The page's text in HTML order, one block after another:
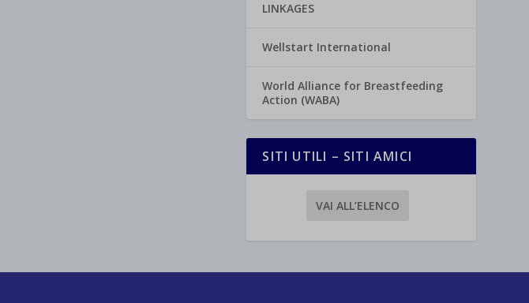
LINKAGES
Wellstart International
World Alliance for Breastfeeding
Action (WABA)
SITI UTILI – SITI AMICI
VAI ALL’ELENCO